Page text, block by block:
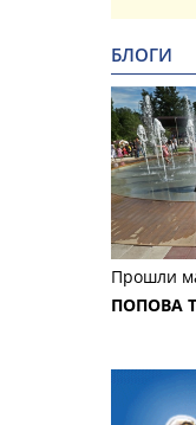
БЛОГИ
Прошли
ПОПОВА